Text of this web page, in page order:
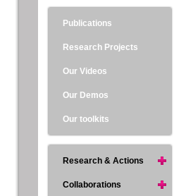
Publications
Research Projects
Our Videos
Our Demos
Our toolkits
Research & Actions
Collaborations